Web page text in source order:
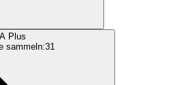
Plus
sammeln:31